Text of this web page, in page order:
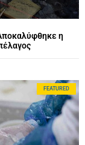
η
FEATURED